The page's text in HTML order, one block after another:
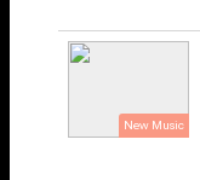
New Music